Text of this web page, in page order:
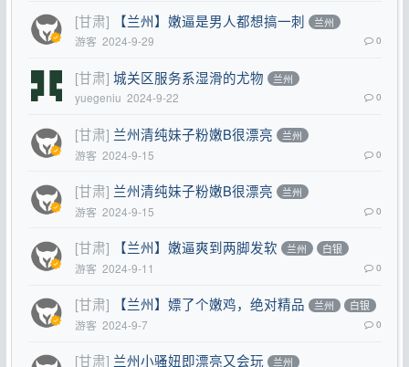
[甘肃] 【兰州】嫩逼是男人都想搞一刺 兰州
游客 2024-9-29 0
[甘肃] 城关区服务系湿滑的尤物 兰州
yuegeniu 2024-9-22 0
[甘肃] 兰州清纯妹子粉嫩B很漂亮 兰州
游客 2024-9-15 0
[甘肃] 兰州清纯妹子粉嫩B很漂亮 兰州
游客 2024-9-15 0
[甘肃] 【兰州】嫩逼爽到两脚发软 兰州 白银
游客 2024-9-11 0
[甘肃] 【兰州】嫖了个嫩鸡，绝对精品 兰州 白银
游客 2024-9-7 0
[甘肃] 兰州小骚妞即漂亮又会玩 兰州